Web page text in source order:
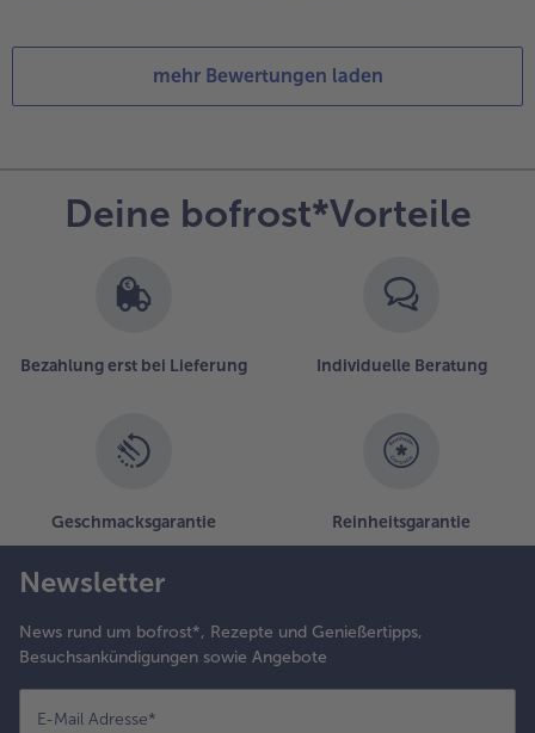
mehr Bewertungen laden
Deine bofrost*Vorteile
Bezahlung erst bei Lieferung Individuelle Beratung
Geschmacksgarantie Reinheitsgarantie
Newsletter
News rund um bofrost*, Rezepte und Genießertipps,
Besuchsankündigungen sowie Angebote
E-Mail Adresse*